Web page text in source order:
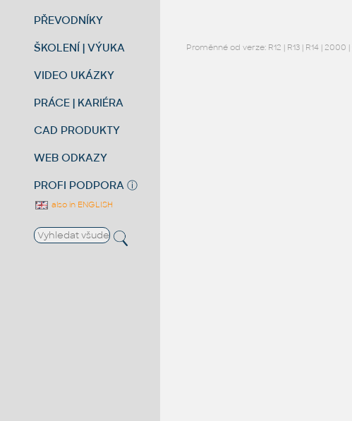
PŘEVODNÍKY
ŠKOLENÍ | VÝUKA
VIDEO UKÁZKY
PRÁCE | KARIÉRA
CAD PRODUKTY
WEB ODKAZY
PROFI PODPORA ⓘ
also in ENGLISH
Proměnné od verze: R12 | R13| R14| 2000 |